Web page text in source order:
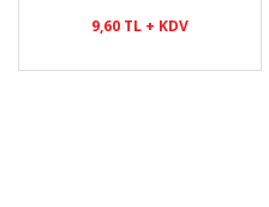
9,60 TL + KDV